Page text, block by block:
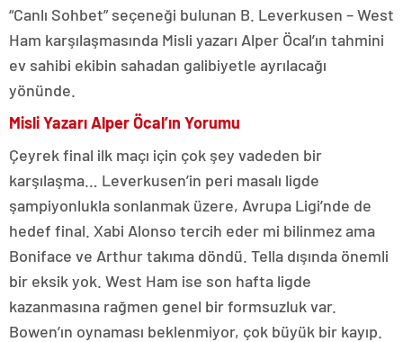
“Canlı Sohbet” seçeneği bulunan B. Leverkusen – West
Ham karşılaşmasında Misli yazarı Alper Öcal’ın tahmini
ev sahibi ekibin sahadan galibiyetle ayrılacağı
yönünde.
Misli Yazarı Alper Öcal’ın Yorumu
Çeyrek final ilk maçı için çok şey vadeden bir
karşılaşma… Leverkusen’in peri masalı ligde
şampiyonlukla sonlanmak üzere, Avrupa Ligi’nde de
hedef final. Xabi Alonso tercih eder mi bilinmez ama
Boniface ve Arthur takıma döndü. Tella dışında önemli
bir eksik yok. West Ham ise son hafta ligde
kazanmasına rağmen genel bir formsuzluk var.
Bowen’ın oynaması beklenmiyor, çok büyük bir kayıp.